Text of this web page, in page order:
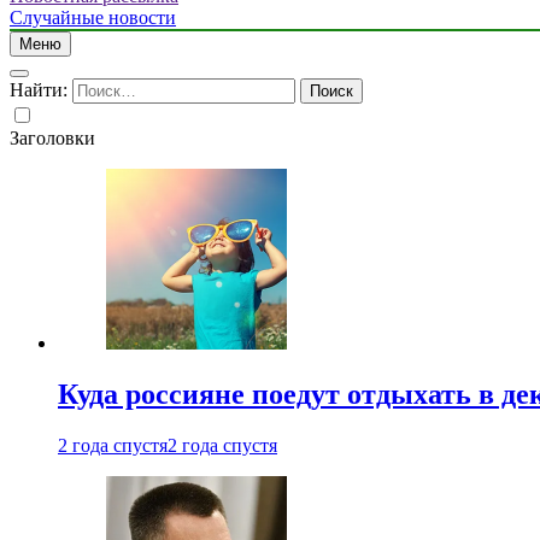
Случайные новости
Меню
Найти:
Заголовки
Куда россияне поедут отдыхать в
2 года спустя2 года спустя